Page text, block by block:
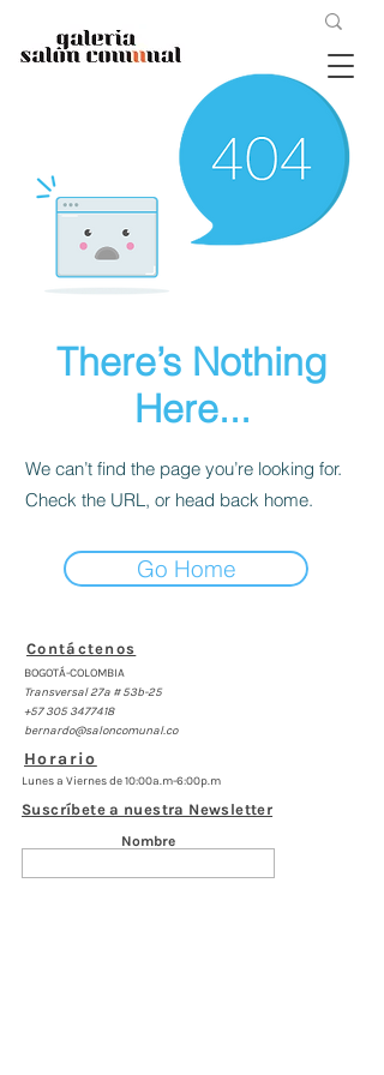
There’s Nothing
Here...
We can’t find the page you’re looking for.
Check the URL, or head back home.
Go Home
Contáctenos
BOGOTÁ-COLOMBIA
Transversal 27a # 53b-25
+57 305 3477418
bernardo@saloncomunal.co
Horario
Lunes a Viernes de 10:00a.m-6:00p.m
Suscríbete a nuestra Newsletter
Nombre